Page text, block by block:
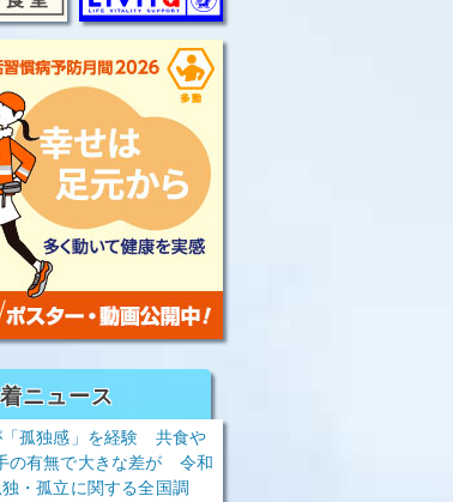
ん
骨粗鬆症
ニュース
「孤独感」を経験 共食や
の有無で大きな差が 令和
・孤立に関する全国調